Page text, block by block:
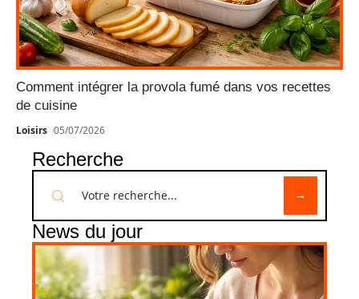
Comment intégrer la provola fumé dans vos recettes
de cuisine
Loisirs 05/07/2026
Recherche
News du jour